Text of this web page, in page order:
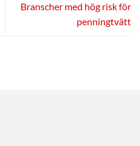
Branscher med hög risk för
penningtvätt